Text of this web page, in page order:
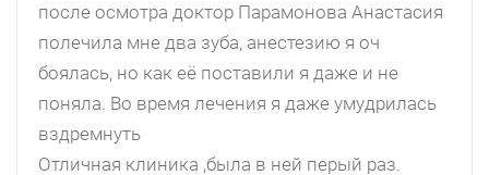
после осмотра доктор Парамонова Анастасия
полечила мне два зуба, анестезию я оч
боялась, но как её поставили я даже и не
поняла. Во время лечения я даже умудрилась
вздремнуть
Отличная клиника ,была в ней перый раз.